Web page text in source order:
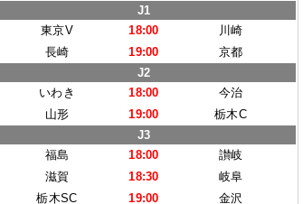
J1
東京V
18:00
川崎
長崎
19:00
京都
J2
いわき
18:00
今治
山形
19:00
栃木C
J3
福島
18:00
讃岐
滋賀
18:30
岐阜
栃木SC
19:00
金沢